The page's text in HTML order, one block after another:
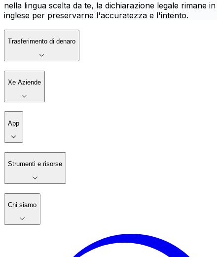
nella lingua scelta da te, la dichiarazione legale rimane in
inglese per preservarne l'accuratezza e l'intento.
Trasferimento di denaro
Xe Aziende
App
Strumenti e risorse
Chi siamo